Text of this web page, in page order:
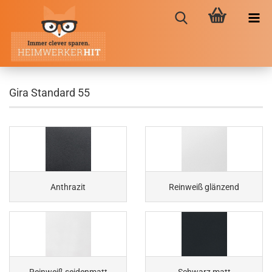
Gira Standard 55
Anthrazit Reinweiß glänzend